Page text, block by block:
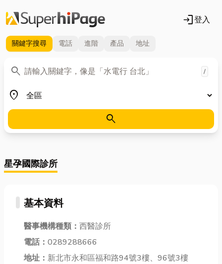
login登入
關鍵字搜尋 電話 進階 產品 地址
search
關鍵字 /
place
地區
search
星孕國際診所
基本資料
醫事機構種類： 西醫診所
電話： 0289288666
地址： 新北市永和區福和路94號3樓、96號3樓